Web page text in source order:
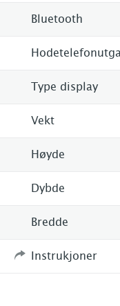
Bluetooth
Type display
Vekt
Høyde
Dybde
Bredde
Instrukjoner